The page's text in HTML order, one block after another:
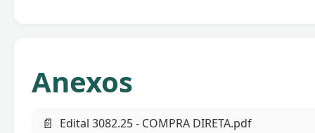
Anexos
📄 Edital 3082.25 - COMPRA DIRETA.pdf